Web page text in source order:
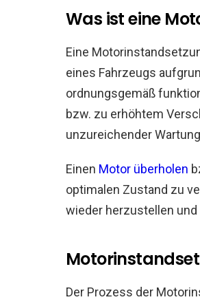
Was ist eine
Eine
eines Fahrzeugs
ordnungsgemäß
bzw. zu erhöhtem
unzureichender
Einen Motor überholen
optimalen Zustand zu
wieder herzustellen und
Der Prozess der